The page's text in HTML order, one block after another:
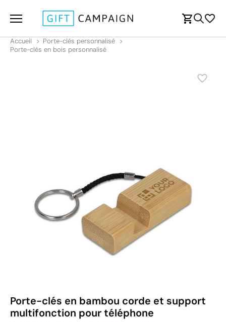
Accueil
Porte-clés personnalisé
Porte-clés en bois personnalisé
Porte-clés en bambou corde et support
multifonction pour téléphone